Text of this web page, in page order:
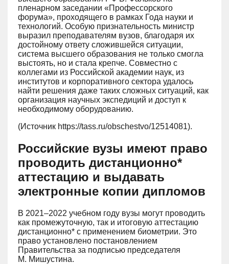
пленарном заседании «Профессорского
форума», проходящего в рамках Года науки и
технологий. Особую признательность министр
выразил преподавателям вузов, благодаря их
достойному ответу сложившейся ситуации,
система высшего образования не только смогла
выстоять, но и стала крепче. Совместно с
коллегами из Российской академии наук, из
институтов и корпоративного сектора удалось
найти решения даже таких сложных ситуаций, как
организация научных экспедиций и доступ к
необходимому оборудованию.
(Источник https://tass.ru/obschestvo/12514081).
Российские вузы имеют право
проводить дистанционно*
аттестацию и выдавать
электронные копии дипломов
В 2021–2022 учебном году вузы могут проводить
как промежуточную, так и итоговую аттестацию
дистанционно* с применением биометрии. Это
право установлено постановлением
Правительства за подписью председателя
М. Мишустина.